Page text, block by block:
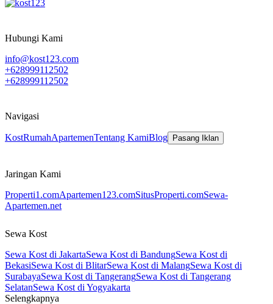
Hubungi Kami
info@kost123.com
+628999112502
+628999112502
Navigasi
KostRumahApartemenTentang KamiBlog Pasang Iklan
Jaringan Kami
Properti1.comApartemen123.comSitusProperti.comSewa-
Apartemen.net
Sewa Kost
Sewa Kost di JakartaSewa Kost di BandungSewa Kost di
BekasiSewa Kost di BlitarSewa Kost di MalangSewa Kost di
SurabayaSewa Kost di TangerangSewa Kost di Tangerang
SelatanSewa Kost di Yogyakarta
Selengkapnya